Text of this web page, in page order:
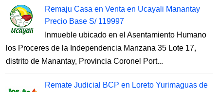
Remaju Casa en Venta en Ucayali Manantay
Precio Base S/ 119997
Inmueble ubicado en el Asentamiento Humano
los Proceres de la Independencia Manzana 35 Lote 17,
distrito de Manantay, Provincia Coronel Port...
Remate Judicial BCP en Loreto Yurimaguas de